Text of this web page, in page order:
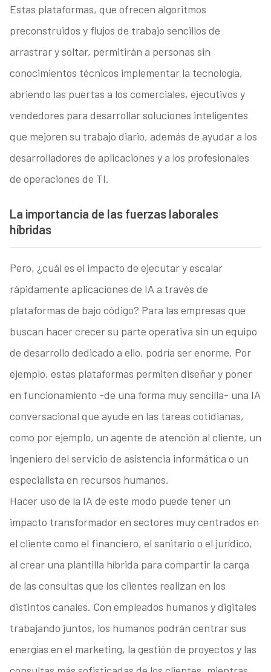
Estas plataformas, que ofrecen algoritmos
preconstruidos y flujos de trabajo sencillos de
arrastrar y soltar, permitirán a personas sin
conocimientos técnicos implementar la tecnología,
abriendo las puertas a los comerciales, ejecutivos y
vendedores para desarrollar soluciones inteligentes
que mejoren su trabajo diario, además de ayudar a los
desarrolladores de aplicaciones y a los profesionales
de operaciones de TI.
La importancia de las fuerzas laborales
híbridas
Pero, ¿cuál es el impacto de ejecutar y escalar
rápidamente aplicaciones de IA a través de
plataformas de bajo código? Para las empresas que
buscan hacer crecer su parte operativa sin un equipo
de desarrollo dedicado a ello, podría ser enorme. Por
ejemplo, estas plataformas permiten diseñar y poner
en funcionamiento -de una forma muy sencilla- una IA
conversacional que ayude en las tareas cotidianas,
como por ejemplo, un agente de atención al cliente, un
ingeniero del servicio de asistencia informática o un
especialista en recursos humanos.
Hacer uso de la IA de este modo puede tener un
impacto transformador en sectores muy centrados en
el cliente como el financiero, el sanitario o el jurídico,
al crear una plantilla híbrida para compartir la carga
de las consultas que los clientes realizan en los
distintos canales. Con empleados humanos y digitales
trabajando juntos, los humanos podrán centrar sus
energías en el marketing, la gestión de proyectos y las